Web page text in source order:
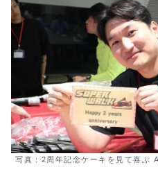
写真：2周年記念ケーキを見て喜ぶ